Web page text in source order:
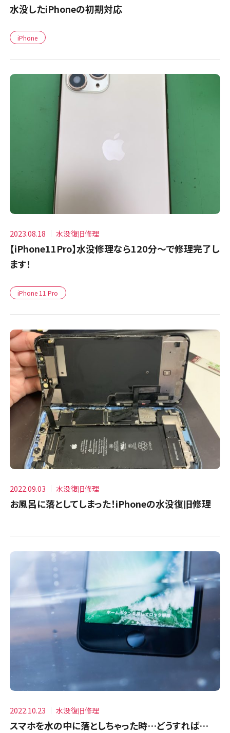
水没したiPhoneの初期対応
iPhone
2023.08.18 水没復旧修理
【iPhone11Pro】水没修理なら120分〜で修理完了し
ます！
iPhone 11 Pro
2022.09.03 水没復旧修理
お風呂に落としてしまった！iPhoneの水没復旧修理
2022.10.23 水没復旧修理
スマホを水の中に落としちゃった時…どうすれば…